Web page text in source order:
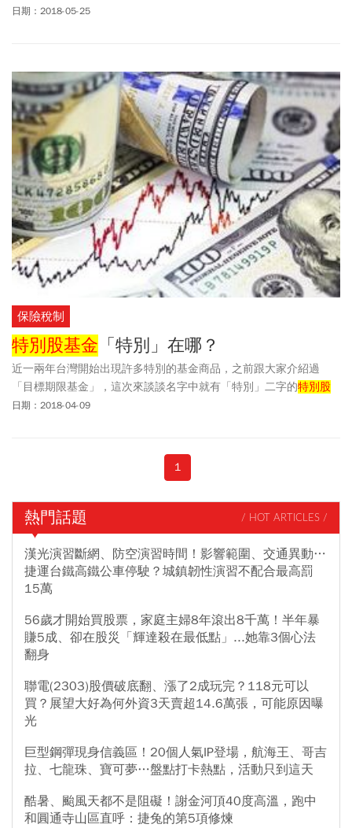
就可以達到特定目標且降低風險。運用選擇權交易的基金主要是以
日期：2018-05-25
保險稅制
特別股基金 「特別」在哪？
近一兩年台灣開始出現許多特別的基金商品，之前跟大家介紹過
「目標期限基金」，這次來談談名字中就有「特別」二字的特別股
基金 。去年初台灣才出現第一檔
日期：2018-04-09
1
熱門話題 / HOT ARTICLES /
漢光演習斷網、防空演習時間！影響範圍、交通異動…
捷運台鐵高鐵公車停駛？城鎮韌性演習不配合最高罰
15萬
56歲才開始買股票，家庭主婦8年滾出8千萬！半年暴
賺5成、卻在股災「輝達殺在最低點」...她靠3個心法
翻身
聯電(2303)股價破底翻、漲了2成玩完？118元可以
買？展望大好為何外資3天賣超14.6萬張，可能原因曝
光
巨型鋼彈現身信義區！20個人氣IP登場，航海王、哥吉
拉、七龍珠、寶可夢…盤點打卡熱點，活動只到這天
酷暑、颱風天都不是阻礙！謝金河頂40度高溫，跑中
和圓通寺山區直呼：捷兔的第5項修煉